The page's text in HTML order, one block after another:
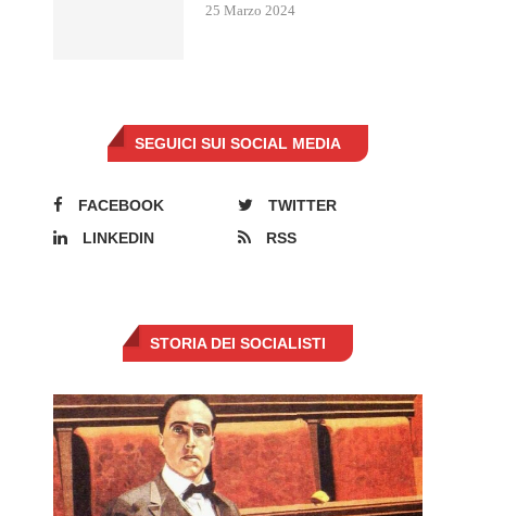
25 Marzo 2024
SEGUICI SUI SOCIAL MEDIA
FACEBOOK
TWITTER
LINKEDIN
RSS
STORIA DEI SOCIALISTI